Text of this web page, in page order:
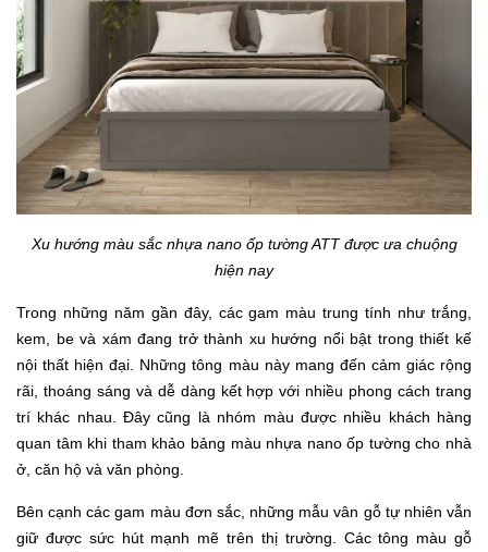
Xu hướng màu sắc nhựa nano ốp tường ATT được ưa chuộng
hiện nay
Trong những năm gần đây, các gam màu trung tính như trắng,
kem, be và xám đang trở thành xu hướng nổi bật trong thiết kế
nội thất hiện đại. Những tông màu này mang đến cảm giác rộng
rãi, thoáng sáng và dễ dàng kết hợp với nhiều phong cách trang
trí khác nhau. Đây cũng là nhóm màu được nhiều khách hàng
quan tâm khi tham khảo bảng màu nhựa nano ốp tường cho nhà
ở, căn hộ và văn phòng.
Bên cạnh các gam màu đơn sắc, những mẫu vân gỗ tự nhiên vẫn
giữ được sức hút mạnh mẽ trên thị trường. Các tông màu gỗ